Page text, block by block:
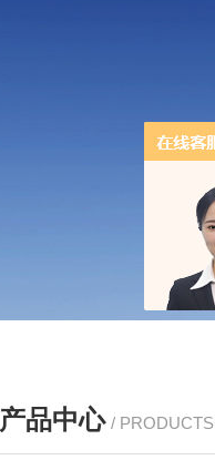
产品中心 / PRODUCTS